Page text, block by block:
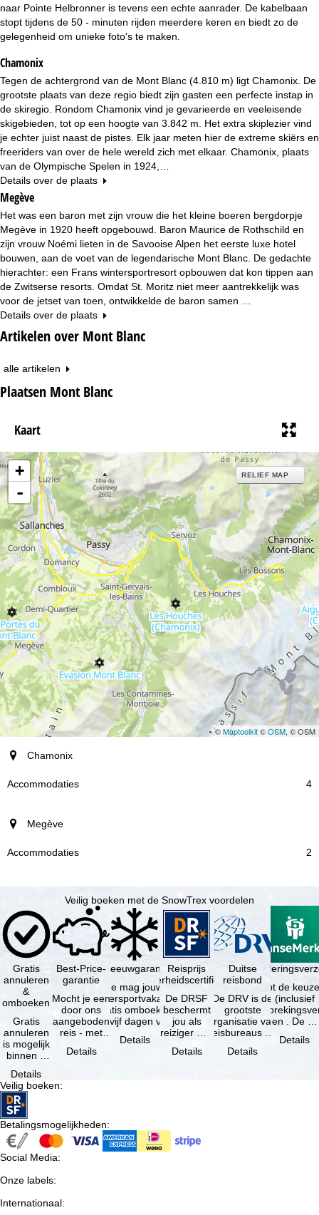
naar Pointe Helbronner is tevens een echte aanrader. De kabelbaan
stopt tijdens de 50 - minuten rijden meerdere keren en biedt zo de
gelegenheid om unieke foto's te maken.
Chamonix
Tegen de achtergrond van de Mont Blanc (4.810 m) ligt Chamonix. De
grootste plaats van deze regio biedt zijn gasten een perfecte instap in
de skiregio. Rondom Chamonix vind je gevarieerde en veeleisende
skigebieden, tot op een hoogte van 3.842 m. Het extra skiplezier vind
je echter juist naast de pistes. Elk jaar meten hier de extreme skiërs en
freeriders van over de hele wereld zich met elkaar. Chamonix, plaats
van de Olympische Spelen in 1924,…
Details over de plaats
Megève
Het was een baron met zijn vrouw die het kleine boeren bergdorpje
Megève in 1920 heeft opgebouwd. Baron Maurice de Rothschild en
zijn vrouw Noémi lieten in de Savooise Alpen het eerste luxe hotel
bouwen, aan de voet van de legendarische Mont Blanc. De gedachte
hierachter: een Frans wintersportresort opbouwen dat kon tippen aan
de Zwitserse resorts. Omdat St. Moritz niet meer aantrekkelijk was
voor de jetset van toen, ontwikkelde de baron samen …
Details over de plaats
Artikelen over Mont Blanc
alle artikelen
Plaatsen Mont Blanc
Kaart
+
-
RELIEF MAP
©Maptoolkit©OSM, © OSM
plaats
Accommodaties
Chamonix
4
Megève
2
Veilig boeken met de SnowTrex voordelen
Gratis
annuleren
&
omboeken
Gratis
annuleren
is mogelijk
binnen 5
de
boeking,
als jouw
vakantie …
Details
Best-Price-
garantie
Mocht je een
door ons
aangeboden
reis - met
beschikbaarheid
Details
Sneeuwgarantie
Je mag jouw
wintersportvakantie
gratis omboeken
als vijf dagen voor
Details
Reisprijs
zekerheidscertificaat
De DRSF
beschermt
jou als
reiziger met
pakketreis
Details
Duitse
reisbond
De DRV is de
grootste
organisatie van
reisbureaus en
in Duitsland. …
Details
Je hebt de
(inclusief
en . De …
Details
Veilig boeken:
Betalingsmogelijkheden:
Social Media:
Onze labels:
Internationaal: